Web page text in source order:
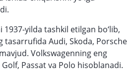
yilda tashkil etilgan bo‘lib,
tasarrufida Audi, Skoda, Porsche
Volkswagenning eng
Passat va Polo hisoblanadi.